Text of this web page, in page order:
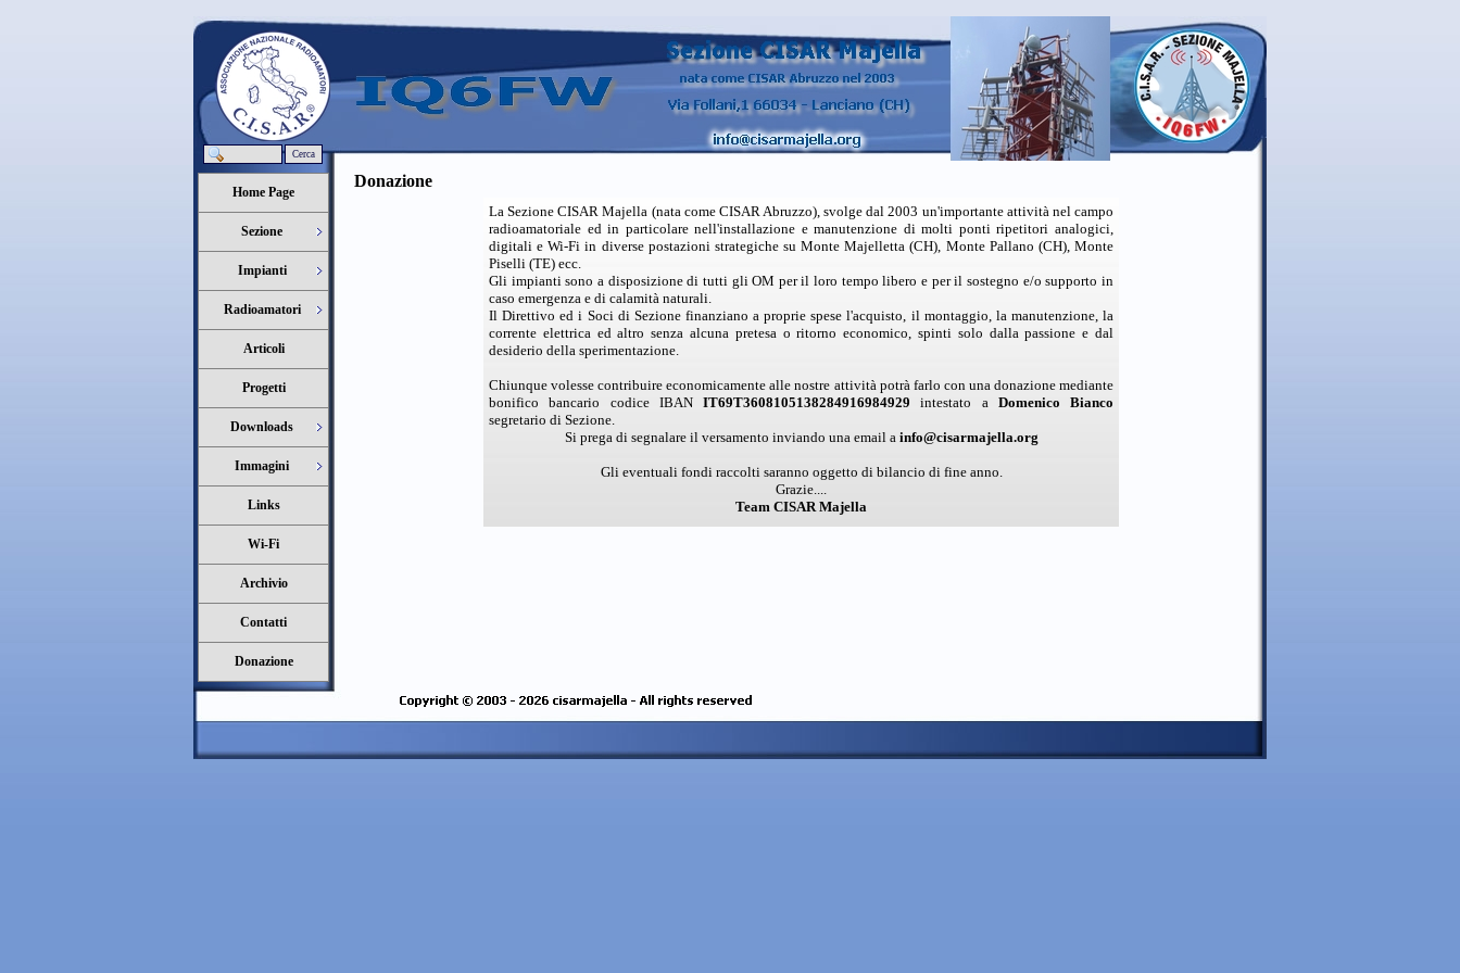
Cerca
Home Page
Sezione
Impianti
Radioamatori
Articoli
Progetti
Downloads
Immagini
Links
Wi-Fi
Archivio
Contatti
Donazione
Donazione
La Sezione CISAR Majella (nata come CISAR Abruzzo), svolge dal 2003 un'importante attività nel campo
radioamatoriale ed in particolare nell'installazione e manutenzione di molti ponti ripetitori analogici,
digitali e Wi-Fi in diverse postazioni strategiche su Monte Majelletta (CH), Monte Pallano (CH), Monte
Piselli (TE) ecc.
Gli impianti sono a disposizione di tutti gli OM per il loro tempo libero e per il sostegno e/o supporto in
caso emergenza e di calamità naturali.
Il Direttivo ed i Soci di Sezione finanziano a proprie spese l'acquisto, il montaggio, la manutenzione, la
corrente elettrica ed altro senza alcuna pretesa o ritorno economico, spinti solo dalla passione e dal
desiderio della sperimentazione.
Chiunque volesse contribuire economicamente alle nostre attività potrà farlo con una donazione mediante
bonifico bancario codice IBANIT69T3608105138284916984929 intestato a Domenico Bianco
segretario di Sezione.
Si prega di segnalare il versamento inviando una email a info@cisarmajella.org
Gli eventuali fondi raccolti saranno oggetto di bilancio di fine anno.
Grazie....
Team CISAR Majella